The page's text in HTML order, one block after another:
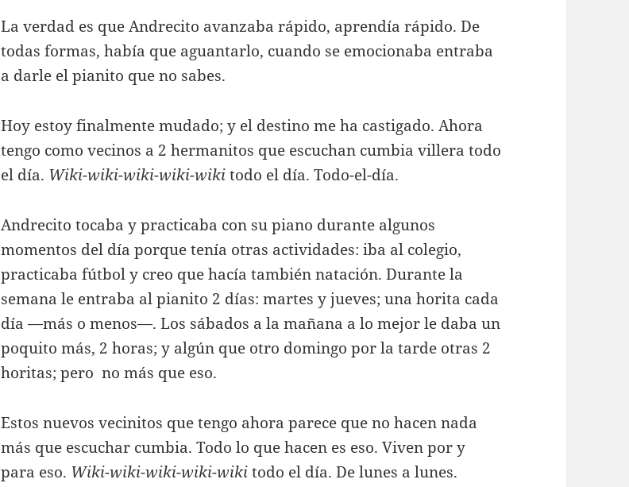
La verdad es que Andrecito avanzaba rápido, aprendía rápido. De
todas formas, había que aguantarlo, cuando se emocionaba entraba
a darle el pianito que no sabes.
Hoy estoy finalmente mudado; y el destino me ha castigado. Ahora
tengo como vecinos a 2 hermanitos que escuchan cumbia villera todo
el día. Wiki-wiki-wiki-wiki-wikitodo el día. Todo-el-día.
Andrecito tocaba y practicaba con su piano durante algunos
momentos del día porque tenía otras actividades: iba al colegio,
practicaba fútbol y creo que hacía también natación. Durante la
semana le entraba al pianito 2 días: martes y jueves; una horita cada
día —más o menos—. Los sábados a la mañana a lo mejor le daba un
poquito más, 2 horas; y algún que otro domingo por la tarde otras 2
horitas; pero no más que eso.
Estos nuevos vecinitos que tengo ahora parece que no hacen nada
más que escuchar cumbia. Todo lo que hacen es eso. Viven por y
para eso. Wiki-wiki-wiki-wiki-wikitodo el día. De lunes a lunes.